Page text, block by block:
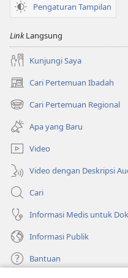
Pengaturan Tampilan
LinkLangsung
Kunjungi Saya
Cari Pertemuan Ibadah
(terbuka
di
window
baru)
Cari Pertemuan Regional
(terbuka
di
window
baru)
Apa yang Baru
Video
Video dengan Deskripsi
Cari
Informasi Medis untuk
Informasi Publik
Bantuan